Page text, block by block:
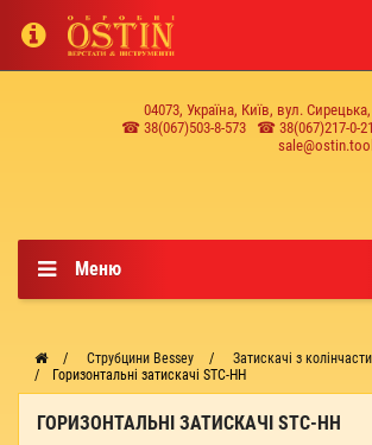
04073, Україна, Київ, вул.
☎ 38(067)503-8-573
☎ 38(067)217-0-
Меню
Струбцини Bessey
Затискачі з
Горизонтальні затискачі STC-HH
ГОРИЗОНТАЛЬНІ ЗАТИСКАЧІ STC-HH